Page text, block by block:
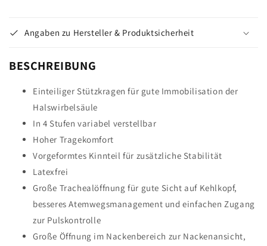
Angaben zu Hersteller & Produktsicherheit
BESCHREIBUNG
Einteiliger Stützkragen für gute Immobilisation der
Halswirbelsäule
In 4 Stufen variabel verstellbar
Hoher Tragekomfort
Vorgeformtes Kinnteil für zusätzliche Stabilität
Latexfrei
Große Trachealöffnung für gute Sicht auf Kehlkopf,
besseres Atemwegsmanagement und einfachen Zugang
zur Pulskontrolle
Große Öffnung im Nackenbereich zur Nackenansicht,